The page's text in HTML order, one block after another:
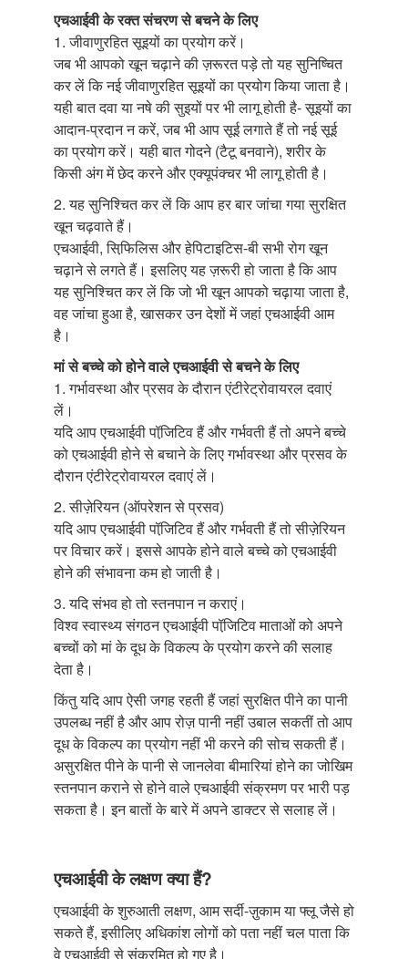
एचआईवी के रक्त संचरण से बचने के लिए
1. जीवाणुरहित सूइयों का प्रयोग करें।
जब भी आपको खून चढ़ाने की ज़रूरत पड़े तो यह सुनिष्चित
कर लें कि नई जीवाणुरहित सूइयों का प्रयोग किया जाता है।
यही बात दवा या नषे की सुइयों पर भी लागू होती है- सूइयों का
आदान-प्रदान न करें, जब भी आप सूई लगाते हैं तो नई सूई
का प्रयोग करें। यही बात गोदने (टैटू बनवाने), शरीर के
किसी अंग में छेद करने और एक्यूपंक्चर भी लागू होती है।
2. यह सुनिश्चित कर लें कि आप हर बार जांचा गया सुरक्षित
खून चढ़वाते हैं।
एचआईवी, सिफि़लिस और हेपिटाइटिस-बी सभी रोग खून
चढ़ाने से लगते हैं। इसलिए यह ज़रूरी हो जाता है कि आप
यह सुनिश्चित कर लें कि जो भी खून आपको चढ़ाया जाता है,
वह जांचा हुआ है, खासकर उन देशों में जहां एचआईवी आम
है।
मां से बच्चे को होने वाले एचआईवी से बचने के लिए
1. गर्भावस्था और प्रसव के दौरान एंटीरेट्रोवायरल दवाएं
लें।
यदि आप एचआईवी पॉजि़टिव हैं और गर्भवती हैं तो अपने बच्चे
को एचआईवी होने से बचाने के लिए गर्भावस्था और प्रसव के
दौरान एंटीरेट्रोवायरल दवाएं लें।
2. सीज़ेरियन (ऑपरेशन से प्रसव)
यदि आप एचआईवी पॉजि़टिव हैं और गर्भवती हैं तो सीज़ेरियन
पर विचार करें। इससे आपके होने वाले बच्चे को एचआईवी
होने की संभावना कम हो जाती है।
3. यदि संभव हो तो स्तनपान न कराएं।
विश्व स्वास्थ्य संगठन एचआईवी पॉजि़टिव माताओं को अपने
बच्चों को मां के दूध के विकल्प के प्रयोग करने की सलाह
देता है।
किंतु यदि आप ऐसी जगह रहती हैं जहां सुरक्षित पीने का पानी
उपलब्ध नहीं है और आप रोज़ पानी नहीं उबाल सकतीं तो आप
दूध के विकल्प का प्रयोग नहीं भी करने की सोच सकती हैं।
असुरक्षित पीने के पानी से जानलेवा बीमारियां होने का जोखिम
स्तनपान कराने से होने वाले एचआईवी संक्रमण पर भारी पड़
सकता है। इन बातों के बारे में अपने डाक्टर से सलाह लें।
एचआईवी के लक्षण क्या हैं?
एचआईवी के शुरुआती लक्षण, आम सर्दी-ज़ुकाम या फ्लू जैसे हो
सकते हैं, इसीलिए अधिकांश लोगों को पता नहीं चल पाता कि
वे एचआईवी से संक्रमित हो गए है।